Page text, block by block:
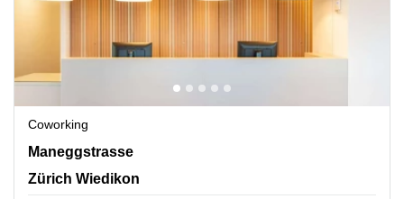
Coworking
Maneggstrasse 33, Pergamin II,Greencity, Zürich
Maneggstrasse
Zürich Wiedikon